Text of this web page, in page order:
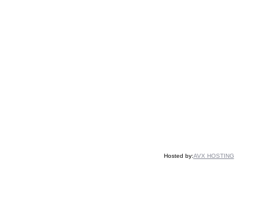
Hosted by:AVX HOSTING